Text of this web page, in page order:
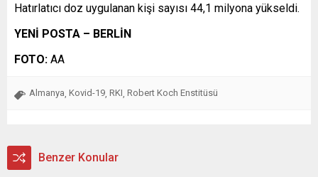
Hatırlatıcı doz uygulanan kişi sayısı 44,1 milyona yükseldi.
YENİ POSTA – BERLİN
FOTO: AA
Almanya Kovid-19 RKI Robert Koch Enstitüsü
Benzer Konular